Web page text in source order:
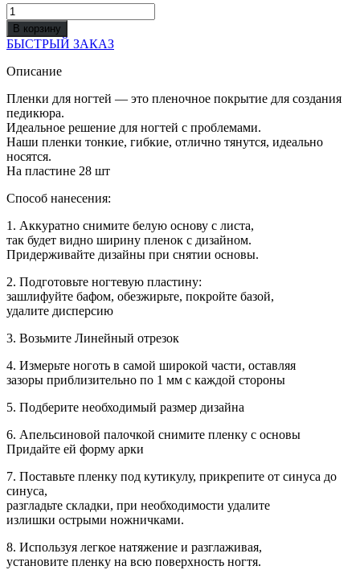
Количество
товара
PLENKI
для
педикюра
В корзину
БЫСТРЫЙ ЗАКАЗ
Описание
Пленки для ногтей — это пленочное покрытие для создания
педикюра.
Идеальное решение для ногтей с проблемами.
Наши пленки тонкие, гибкие, отлично тянутся, идеально
носятся.
На пластине 28 шт
Способ нанесения:
1. Аккуратно снимите белую основу с листа,
так будет видно ширину пленок с дизайном.
Придерживайте дизайны при снятии основы.
2. Подготовьте ногтевую пластину:
зашлифуйте бафом, обезжирьте, покройте базой,
удалите дисперсию
3. Возьмите Линейный отрезок
4. Измерьте ноготь в самой широкой части, оставляя
зазоры приблизительно по 1 мм с каждой стороны
5. Подберите необходимый размер дизайна
6. Апельсиновой палочкой снимите пленку с основы
Придайте ей форму арки
7. Поставьте пленку под кутикулу, прикрепите от синуса до
синуса,
разгладьте складки, при необходимости удалите
излишки острыми ножничками.
8. Используя легкое натяжение и разглаживая,
установите пленку на всю поверхность ногтя.